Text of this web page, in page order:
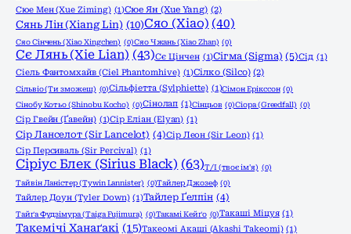
Сюе Мен (Xue Ziming) (1)Сюе Ян (Xue Yang) (2)
Сянь Лін (Xiang Lin) (10)Сяо (Xiao) (40)
Сяо Сінчень (Xiao Xingchen) (0)Сяо Чжань (Xiao Zhan) (0)
Сє Лянь (Xie Lian) (43)Сє Цінчен (1)Сігма (Sigma) (5)Сід (1)
Сіель Фантомхайв (Ciel Phantomhive) (1)Сілко (Silco) (2)
Сільвіо (Ти зможеш) (0)Сільфіетта (Sylphiette) (1)Сімон Ерікссон (0)
Сінобу Котьо (Shinobu Kocho) (0)Сінолап (1)Сінцьов (0)Сіора (Greedfall) (0)
Сір Гвейн (Ґавейн) (1)Сір Еліан (Elyan) (1)
Сір Ланселот (Sir Lancelot) (4)Сір Леон (Sir Leon) (1)
Сір Персиваль (Sir Percival) (1)
Сіріус Блек (Sirius Black) (63)Т/І (твоє ім'я) (0)
Тайвін Ланістер (Tywin Lannister) (0)Тайлер Джозеф (0)
Тайлер Доун (Tyler Down) (1)Тайлер Ґелпін (4)
Тайґа Фудзімура (Taiga Fujimura) (0)Такамі Кейґо (0)Такаші Міцуя (1)
Такемічі Ханаґакі (15)Такеомі Акаші (Akashi Takeomi) (1)